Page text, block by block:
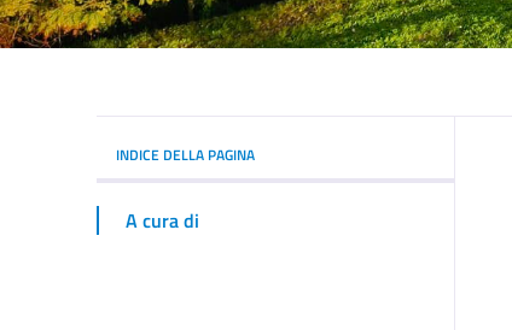
INDICE DELLA PAGINA
A cura di